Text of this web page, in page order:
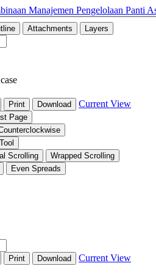
Manajemen Pengelolaan Panti